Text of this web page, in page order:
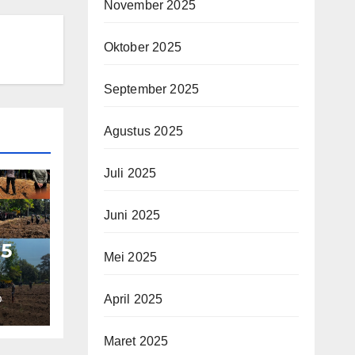
November 2025
Oktober 2025
September 2025
Agustus 2025
Juli 2025
Juni 2025
Mei 2025
April 2025
Maret 2025